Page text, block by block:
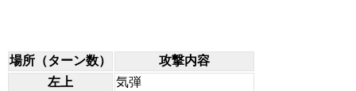
場所（ターン数）
攻撃内容
左上
気弾